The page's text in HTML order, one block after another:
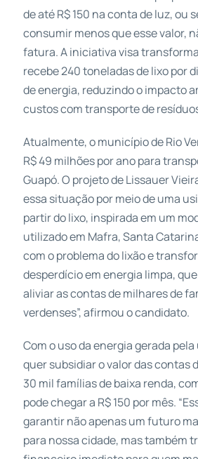
de até R$ 150 na conta de luz, ou
consumir menos que esse valor,
fatura. A iniciativa visa
recebe 240 toneladas de lixo por
de energia, reduzindo o impacto
custos com transporte de
Atualmente, o município de Rio
R$ 49 milhões por ano para
Guapó. O projeto de Lissauer
essa situação por meio de uma
partir do lixo, inspirada em um
utilizado em Mafra, Santa
com o problema do lixão e
desperdício em energia limpa,
aliviar as contas de milhares de
verdenses”, afirmou o candidato.
Com o uso da energia gerada
quer subsidiar o valor das contas
30 mil famílias de baixa renda,
pode chegar a R$ 150 por mês.
garantir não apenas um futuro
para nossa cidade, mas também